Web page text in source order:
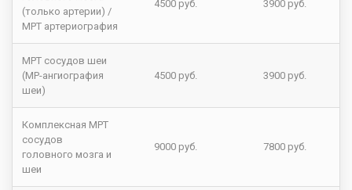
(только артерии) /
МРТ артериография
4500 руб. 3900 руб.
МРТ сосудов шеи
(МР-ангиография
шеи)
4500 руб. 3900 руб.
Комплексная МРТ
сосудов
головного мозга и
шеи
9000 руб. 7800 руб.